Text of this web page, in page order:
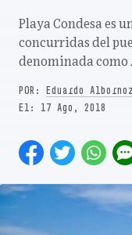
Playa Condesa es
concurridas del
denominada como
POR: Eduardo Albornoz
17 Ago, 2018